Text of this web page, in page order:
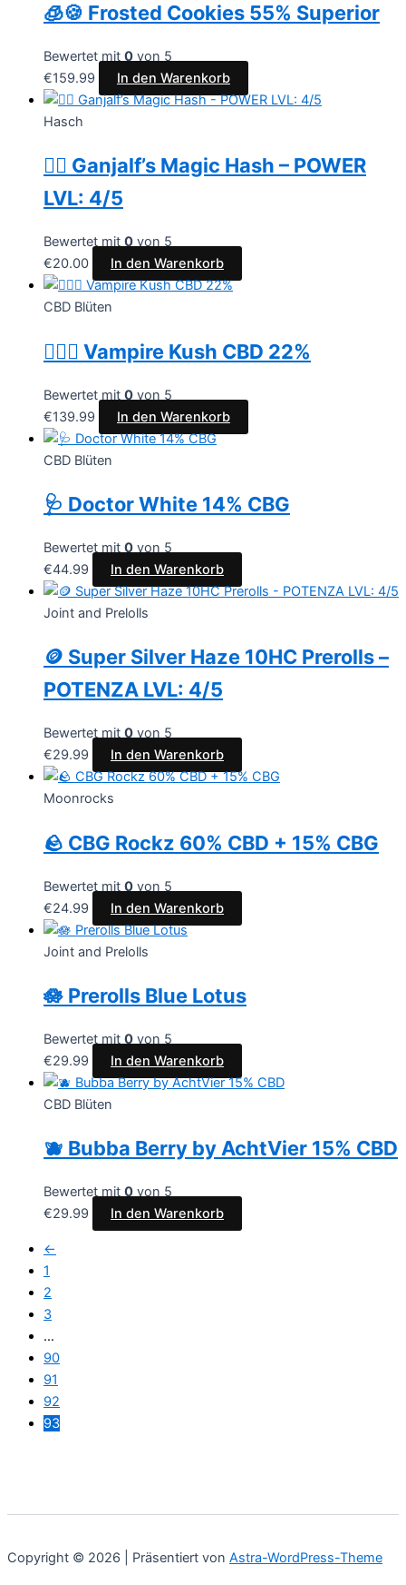
🧊🍪 Frosted Cookies 55% Superior
Bewertet mit 0 von 5
€159.99 In den Warenkorb
Hasch
🧙‍♂️ Ganjalf’s Magic Hash – POWER
LVL: 4/5
Bewertet mit 0 von 5
€20.00 In den Warenkorb
CBD Blüten
🧛🏻‍♂️ Vampire Kush CBD 22%
Bewertet mit 0 von 5
€139.99 In den Warenkorb
CBD Blüten
🩺 Doctor White 14% CBG
Bewertet mit 0 von 5
€44.99 In den Warenkorb
Joint and Prelolls
🪙 Super Silver Haze 10HC Prerolls –
POTENZA LVL: 4/5
Bewertet mit 0 von 5
€29.99 In den Warenkorb
Moonrocks
🪨 CBG Rockz 60% CBD + 15% CBG
Bewertet mit 0 von 5
€24.99 In den Warenkorb
Joint and Prelolls
🪷 Prerolls Blue Lotus
Bewertet mit 0 von 5
€29.99 In den Warenkorb
CBD Blüten
🫐 Bubba Berry by AchtVier 15% CBD
Bewertet mit 0 von 5
€29.99 In den Warenkorb
←
1
2
3
…
90
91
92
93
Copyright © 2026 | Präsentiert von Astra-WordPress-Theme